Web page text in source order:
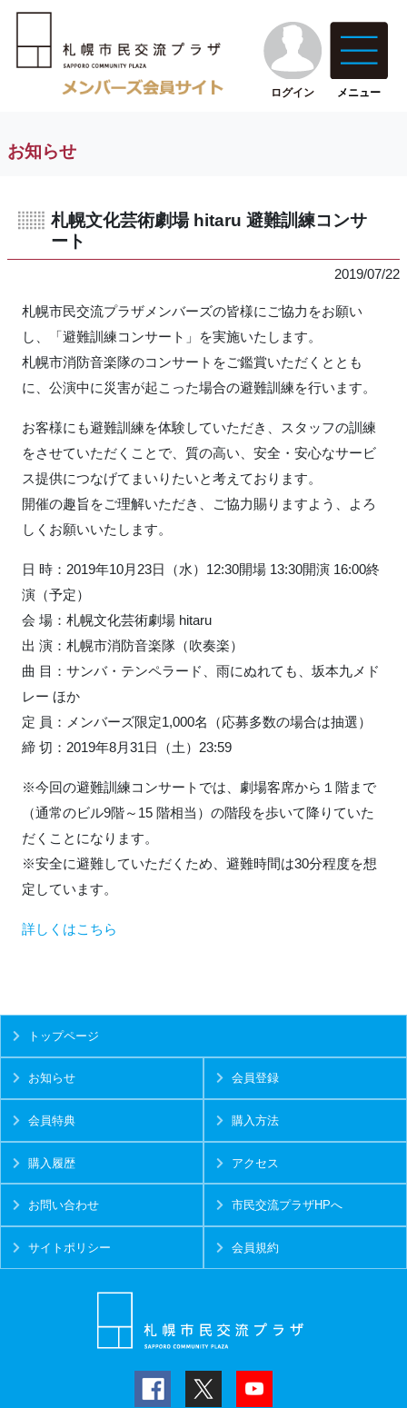
ログイン メニュー
お知らせ
札幌文化芸術劇場 hitaru 避難訓練コンサ
ート
2019/07/22
札幌市民交流プラザメンバーズの皆様にご協力をお願い
し、「避難訓練コンサート」を実施いたします。
札幌市消防音楽隊のコンサートをご鑑賞いただくととも
に、公演中に災害が起こった場合の避難訓練を行います。
お客様にも避難訓練を体験していただき、スタッフの訓練
をさせていただくことで、質の高い、安全・安心なサービ
ス提供につなげてまいりたいと考えております。
開催の趣旨をご理解いただき、ご協力賜りますよう、よろ
しくお願いいたします。
日 時：2019年10月23日（水）12:30開場 13:30開演 16:00終
演（予定）
会 場：札幌文化芸術劇場 hitaru
出 演：札幌市消防音楽隊（吹奏楽）
曲 目：サンバ・テンペラード、雨にぬれても、坂本九メド
レー ほか
定 員：メンバーズ限定1,000名（応募多数の場合は抽選）
締 切：2019年8月31日（土）23:59
※今回の避難訓練コンサートでは、劇場客席から１階まで
（通常のビル9階～15 階相当）の階段を歩いて降りていた
だくことになります。
※安全に避難していただくため、避難時間は30分程度を想
定しています。
詳しくはこちら
トップページ
お知らせ 会員登録
会員特典 購入方法
購入履歴 アクセス
お問い合わせ 市民交流プラザHPへ
サイトポリシー 会員規約